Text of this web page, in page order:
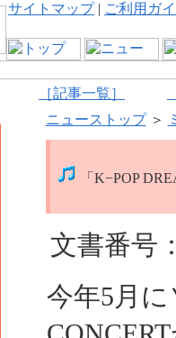
サイトマップ| ご利用ガ
［記事一覧］
ニューストップ＞
「K−POP
文書番号
今年5月